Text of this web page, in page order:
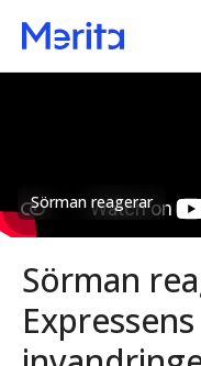
Sörman reagerar
Sörman